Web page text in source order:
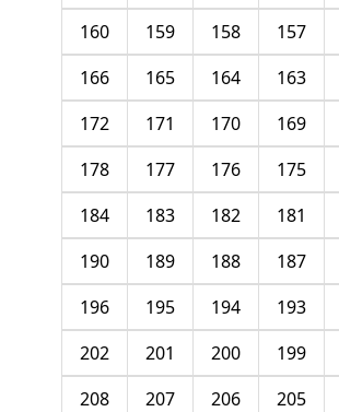
157
158
159
160
163
164
165
166
169
170
171
172
175
176
177
178
181
182
183
184
187
188
189
190
193
194
195
196
199
200
201
202
205
206
207
208